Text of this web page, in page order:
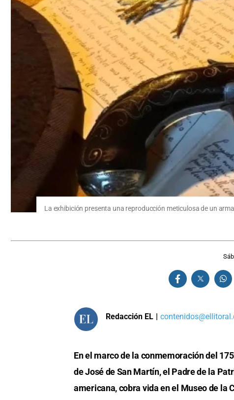
La exhibición presenta una reproducción meticulosa de un
Redacción EL |
En el marco de la conmemoración del
de José de San Martín, el Padre de la
americana, cobra vida en el Museo de la